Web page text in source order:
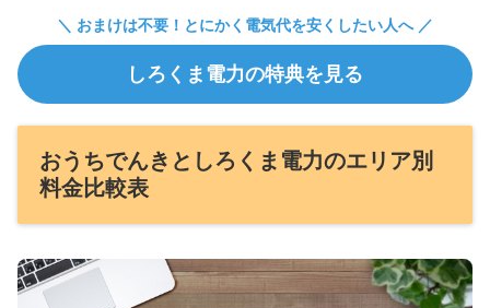
＼ おまけは不要！とにかく電気代を安くしたい人へ ／
しろくま電力の特典を見る
おうちでんきとしろくま電力のエリア別
料金比較表